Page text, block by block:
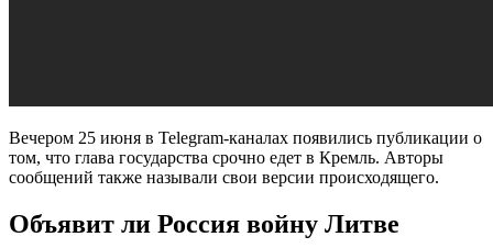
Вечером 25 июня в Telegram-каналах появились публикации о
том, что глава государства срочно едет в Кремль. Авторы
сообщений также называли свои версии происходящего.
Объявит ли Россия войну Литве